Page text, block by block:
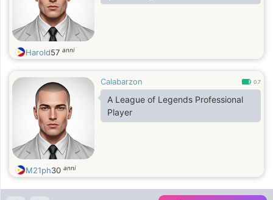
Harold57 anni
Calabarzon 0.7
A League of Legends Professional
Player
M21ph30 anni